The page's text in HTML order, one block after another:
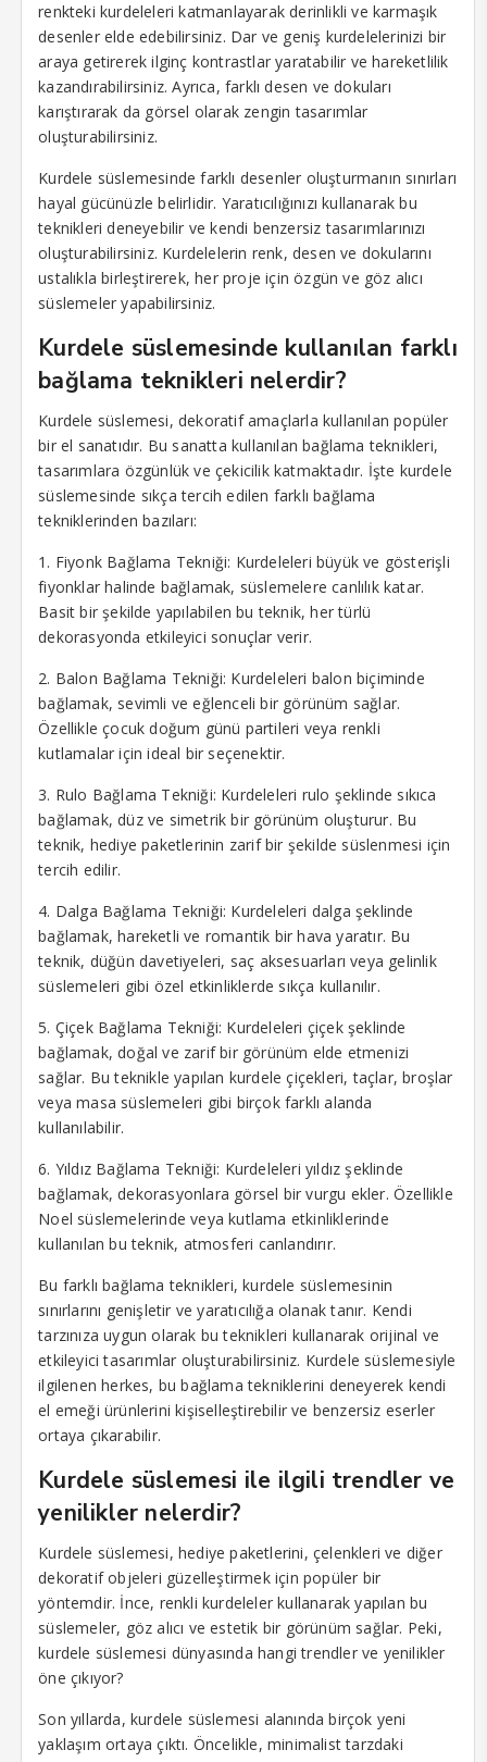
renkteki kurdeleleri katmanlayarak derinlikli ve karmaşık
desenler elde edebilirsiniz. Dar ve geniş kurdelelerinizi bir
araya getirerek ilginç kontrastlar yaratabilir ve hareketlilik
kazandırabilirsiniz. Ayrıca, farklı desen ve dokuları
karıştırarak da görsel olarak zengin tasarımlar
oluşturabilirsiniz.
Kurdele süslemesinde farklı desenler oluşturmanın sınırları
hayal gücünüzle belirlidir. Yaratıcılığınızı kullanarak bu
teknikleri deneyebilir ve kendi benzersiz tasarımlarınızı
oluşturabilirsiniz. Kurdelelerin renk, desen ve dokularını
ustalıkla birleştirerek, her proje için özgün ve göz alıcı
süslemeler yapabilirsiniz.
Kurdele süslemesinde kullanılan farklı
bağlama teknikleri nelerdir?
Kurdele süslemesi, dekoratif amaçlarla kullanılan popüler
bir el sanatıdır. Bu sanatta kullanılan bağlama teknikleri,
tasarımlara özgünlük ve çekicilik katmaktadır. İşte kurdele
süslemesinde sıkça tercih edilen farklı bağlama
tekniklerinden bazıları:
1. Fiyonk Bağlama Tekniği: Kurdeleleri büyük ve gösterişli
fiyonklar halinde bağlamak, süslemelere canlılık katar.
Basit bir şekilde yapılabilen bu teknik, her türlü
dekorasyonda etkileyici sonuçlar verir.
2. Balon Bağlama Tekniği: Kurdeleleri balon biçiminde
bağlamak, sevimli ve eğlenceli bir görünüm sağlar.
Özellikle çocuk doğum günü partileri veya renkli
kutlamalar için ideal bir seçenektir.
3. Rulo Bağlama Tekniği: Kurdeleleri rulo şeklinde sıkıca
bağlamak, düz ve simetrik bir görünüm oluşturur. Bu
teknik, hediye paketlerinin zarif bir şekilde süslenmesi için
tercih edilir.
4. Dalga Bağlama Tekniği: Kurdeleleri dalga şeklinde
bağlamak, hareketli ve romantik bir hava yaratır. Bu
teknik, düğün davetiyeleri, saç aksesuarları veya gelinlik
süslemeleri gibi özel etkinliklerde sıkça kullanılır.
5. Çiçek Bağlama Tekniği: Kurdeleleri çiçek şeklinde
bağlamak, doğal ve zarif bir görünüm elde etmenizi
sağlar. Bu teknikle yapılan kurdele çiçekleri, taçlar, broşlar
veya masa süslemeleri gibi birçok farklı alanda
kullanılabilir.
6. Yıldız Bağlama Tekniği: Kurdeleleri yıldız şeklinde
bağlamak, dekorasyonlara görsel bir vurgu ekler. Özellikle
Noel süslemelerinde veya kutlama etkinliklerinde
kullanılan bu teknik, atmosferi canlandırır.
Bu farklı bağlama teknikleri, kurdele süslemesinin
sınırlarını genişletir ve yaratıcılığa olanak tanır. Kendi
tarzınıza uygun olarak bu teknikleri kullanarak orijinal ve
etkileyici tasarımlar oluşturabilirsiniz. Kurdele süslemesiyle
ilgilenen herkes, bu bağlama tekniklerini deneyerek kendi
el emeği ürünlerini kişiselleştirebilir ve benzersiz eserler
ortaya çıkarabilir.
Kurdele süslemesi ile ilgili trendler ve
yenilikler nelerdir?
Kurdele süslemesi, hediye paketlerini, çelenkleri ve diğer
dekoratif objeleri güzelleştirmek için popüler bir
yöntemdir. İnce, renkli kurdeleler kullanarak yapılan bu
süslemeler, göz alıcı ve estetik bir görünüm sağlar. Peki,
kurdele süslemesi dünyasında hangi trendler ve yenilikler
öne çıkıyor?
Son yıllarda, kurdele süslemesi alanında birçok yeni
yaklaşım ortaya çıktı. Öncelikle, minimalist tarzdaki